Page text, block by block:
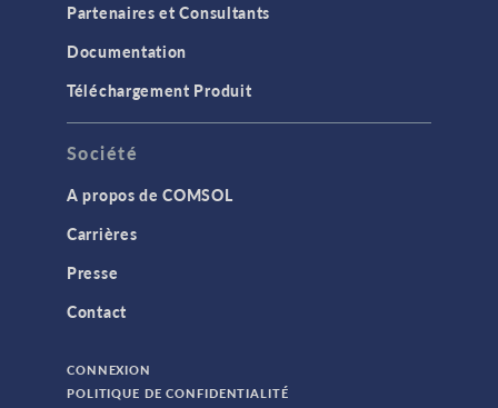
Partenaires et Consultants
Documentation
Téléchargement Produit
Société
A propos de COMSOL
Carrières
Presse
Contact
CONNEXION
POLITIQUE DE CONFIDENTIALITÉ